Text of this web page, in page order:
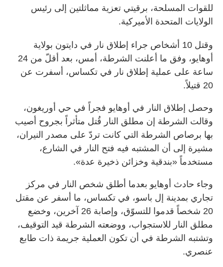
للقوات المسلحة، برقيتي تعزية مماثلتين إلى رئيس
الولايات المتحدة الأميركية.
وقتل 10 أشخاص جراء إطلاق نار في دايتون بولاية
أوهايو، وفق ما أعلنت الشرطة، أمس، بعد أقلّ من 24
ساعة على عملية إطلاق نار في تكساس، أسفرت عن
20 قتيلاً.
وحصل إطلاق النار في أوهايو فجراً في حي أوريغون،
وقالت الشرطة إن مطلق النار قُتل متأثراً بجروح أصيب
بها برصاص الشرطة التي كانت تردّ على مصدر النيران،
مشيرة إلى أن المشتبه فيه فتح النار في الشارع،
مستخدماً «بندقية وخزائن ذخيرة عدة».
وجاء حادث أوهايو بعدما أطلق شخص النار في مركز
تجاري بمدينة إل باسو، في تكساس، ما أسفر عن مقتل
20 شخصاً قدموا للتسوّق، وإصابة 26 آخرين، وخضع
مطلق النار للاستجواب، ووضعته الشرطة قيد التوقيف،
وتشتبه الشرطة في أن تكون العملية جريمة ذات طابع
عنصري.